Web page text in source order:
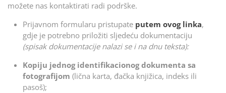
možete nas kontaktirati radi podrške.
Prijavnom formularu pristupate putem ovog linka,
gdje je potrebno priložiti sljedeću dokumentaciju
(spisak dokumentacije nalazi se i na dnu teksta):
Kopiju jednog identifikacionog dokumenta sa
fotografijom (lična karta, đačka knjižica, indeks ili
pasoš);